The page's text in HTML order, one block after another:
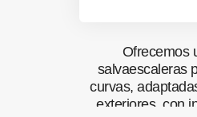
Ofrecemos
salvaescaleras
curvas,
exteriores, con